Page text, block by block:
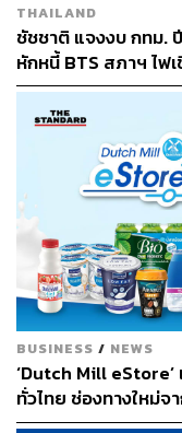
THAILAND
ชัชชาติ แจงงบ กทม.
หักหนี้ BTS สภาฯ ไฟ
กต์ล่าช้า
BUSINESS / NEWS
‘Dutch Mill
ทั่วไทย ช่องทางใหม่
ประเทศ ส่งไว สั่งก่อ